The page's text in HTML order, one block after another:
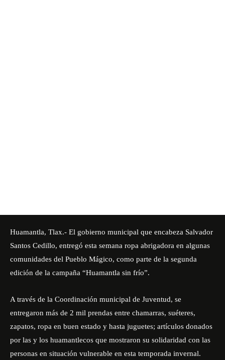
Huamantla, Tlax.- El gobierno municipal que encabeza Salvador
Santos Cedillo, entregó esta semana ropa abrigadora en algunas
comunidades del Pueblo Mágico, como parte de la segunda
edición de la campaña “Huamantla sin frío”.
A través de la Coordinación municipal de Juventud, se
entregaron más de 2 mil prendas entre chamarras, suéteres,
zapatos, ropa en buen estado y hasta juguetes; artículos donados
por las y los huamantlecos que mostraron su solidaridad con las
personas en situación vulnerable en esta temporada invernal.